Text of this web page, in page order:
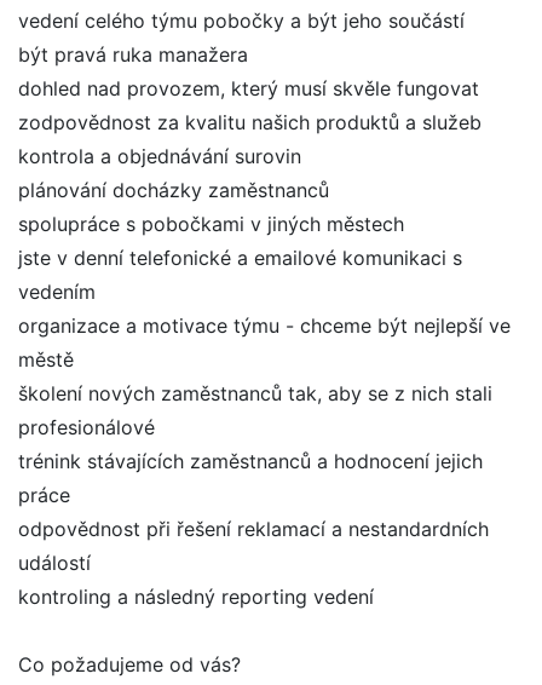
vedení celého týmu pobočky a být jeho součástí
být pravá ruka manažera
dohled nad provozem, který musí skvěle fungovat
zodpovědnost za kvalitu našich produktů a služeb
kontrola a objednávání surovin
plánování docházky zaměstnanců
spolupráce s pobočkami v jiných městech
jste v denní telefonické a emailové komunikaci s
vedením
organizace a motivace týmu - chceme být nejlepší ve
městě
školení nových zaměstnanců tak, aby se z nich stali
profesionálové
trénink stávajících zaměstnanců a hodnocení jejich
práce
odpovědnost při řešení reklamací a nestandardních
událostí
kontroling a následný reporting vedení
Co požadujeme od vás?